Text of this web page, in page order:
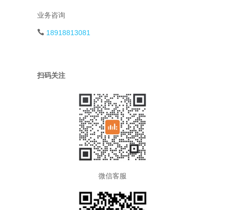
业务咨询
18918813081
扫码关注
微信客服